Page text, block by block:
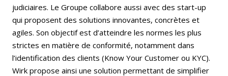
judiciaires. Le Groupe collabore aussi avec des start-up
qui proposent des solutions innovantes, concrètes et
agiles. Son objectif est d’atteindre les normes les plus
strictes en matière de conformité, notamment dans
l’identification des clients (Know Your Customer ou KYC).
Wirk propose ainsi une solution permettant de simplifier